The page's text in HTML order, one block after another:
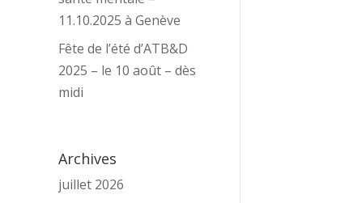
11.10.2025 à Genève
Fête de l’été d’ATB&D
2025 – le 10 août – dès
midi
Archives
juillet 2026